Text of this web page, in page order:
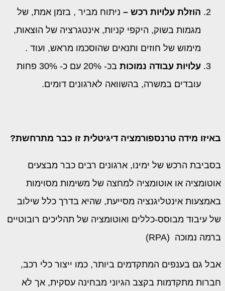
הוזלת עלויות רכש – ניתוח מביר , בזמן אמת, של
מגמות בשוק, היקפי קניות, אינטגרציה של הוצאות,
מימוש של חוזים ותנאים שהוסכמו מראש, ועוד .
עלויות עבודה נמוכות
בכ- 20% עם כ- 30% פחות
עובדים במשרה, בהשוואה לארגונים דומים.
באיזו מידה טרנספורמציה דיגיטלית זו כבר מתרחשת?
בסביבת הרכש של ימינו, ארגונים רבים כבר מבצעים
אוטומציה או אוטומציה למחצה של משימות מסוימות
באמצעות אינטליגנציה מסייעת, שהיא בדרך כלל שילוב
של עיבוד מבוסס-כללים ואוטומציה של תהליכים רובוטיים
ברמה נמוכה (RPA)
אבל גם בענפים המתקדמים ביותר, כמו ייצור כלי רכב,
חברות מתקדמות בקצב הגיוני מבחינה עסקית, אך לא